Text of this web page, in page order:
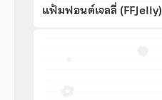
แฟ้มฟอนต์เจลลี่ (FFJelly)